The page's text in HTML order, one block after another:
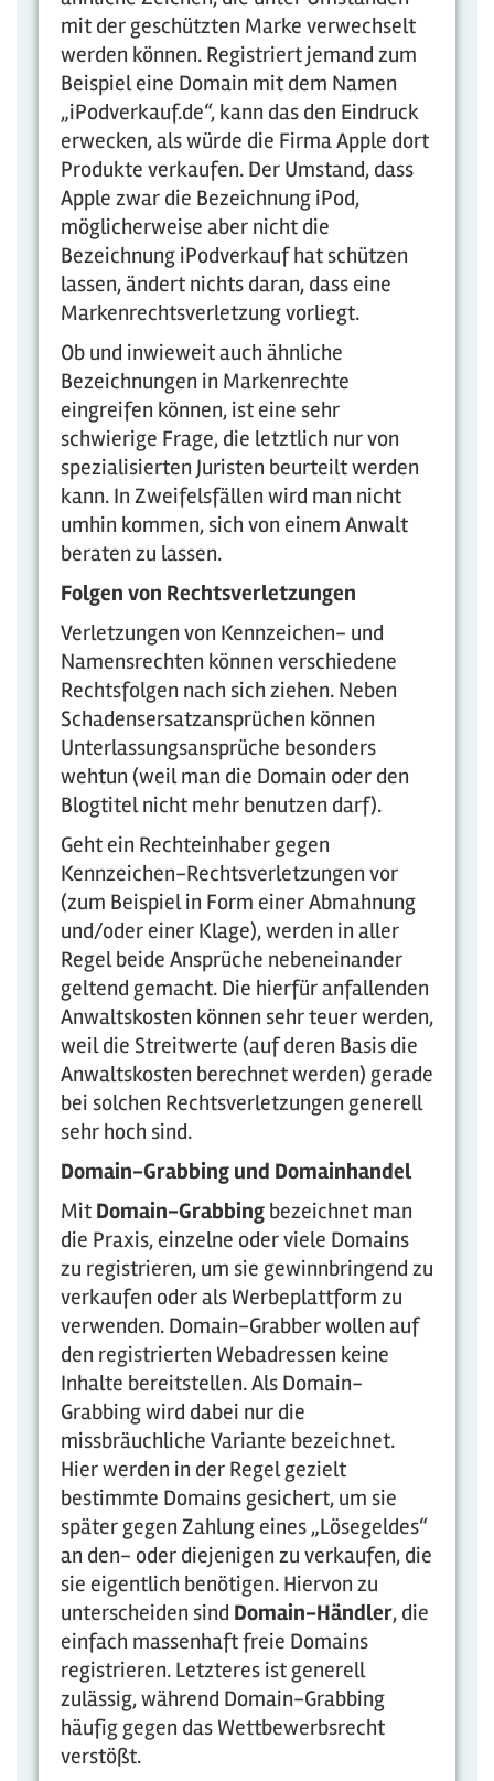
mit der geschützten Marke verwechselt
werden können. Registriert jemand zum
Beispiel eine Domain mit dem Namen
„iPodverkauf.de“, kann das den Eindruck
erwecken, als würde die Firma Apple dort
Produkte verkaufen. Der Umstand, dass
Apple zwar die Bezeichnung iPod,
möglicherweise aber nicht die
Bezeichnung iPodverkauf hat schützen
lassen, ändert nichts daran, dass eine
Markenrechtsverletzung vorliegt.
Ob und inwieweit auch ähnliche
Bezeichnungen in Markenrechte
eingreifen können, ist eine sehr
schwierige Frage, die letztlich nur von
spezialisierten Juristen beurteilt werden
kann. In Zweifelsfällen wird man nicht
umhin kommen, sich von einem Anwalt
beraten zu lassen.
Folgen von Rechtsverletzungen
Verletzungen von Kennzeichen- und
Namensrechten können verschiedene
Rechtsfolgen nach sich ziehen. Neben
Schadensersatzansprüchen können
Unterlassungsansprüche besonders
wehtun (weil man die Domain oder den
Blogtitel nicht mehr benutzen darf).
Geht ein Rechteinhaber gegen
Kennzeichen-Rechtsverletzungen vor
(zum Beispiel in Form einer Abmahnung
und/oder einer Klage), werden in aller
Regel beide Ansprüche nebeneinander
geltend gemacht. Die hierfür anfallenden
Anwaltskosten können sehr teuer werden,
weil die Streitwerte (auf deren Basis die
Anwaltskosten berechnet werden) gerade
bei solchen Rechtsverletzungen generell
sehr hoch sind.
Domain-Grabbing und Domainhandel
Mit Domain-Grabbing bezeichnet man
die Praxis, einzelne oder viele Domains
zu registrieren, um sie gewinnbringend zu
verkaufen oder als Werbeplattform zu
verwenden. Domain-Grabber wollen auf
den registrierten Webadressen keine
Inhalte bereitstellen. Als Domain-
Grabbing wird dabei nur die
missbräuchliche Variante bezeichnet.
Hier werden in der Regel gezielt
bestimmte Domains gesichert, um sie
später gegen Zahlung eines „Lösegeldes“
an den- oder diejenigen zu verkaufen, die
sie eigentlich benötigen. Hiervon zu
unterscheiden sind Domain-Händler, die
einfach massenhaft freie Domains
registrieren. Letzteres ist generell
zulässig, während Domain-Grabbing
häufig gegen das Wettbewerbsrecht
verstößt.